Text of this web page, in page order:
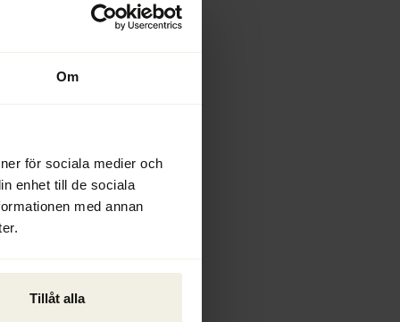
Om
för sociala medier och
enhet till de sociala
med annan
Tillåt alla